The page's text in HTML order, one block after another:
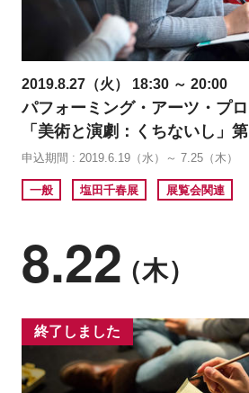
2019.8.27（火） 18:30 ～ 20:00
パフォーミング・アーツ・プ
「美術と演劇：くちないし」
申込期間 : 2019.6.19（水）～ 7.25（木）
一般 塩田千春展 展覧会関連
8.22（木）
終了しました